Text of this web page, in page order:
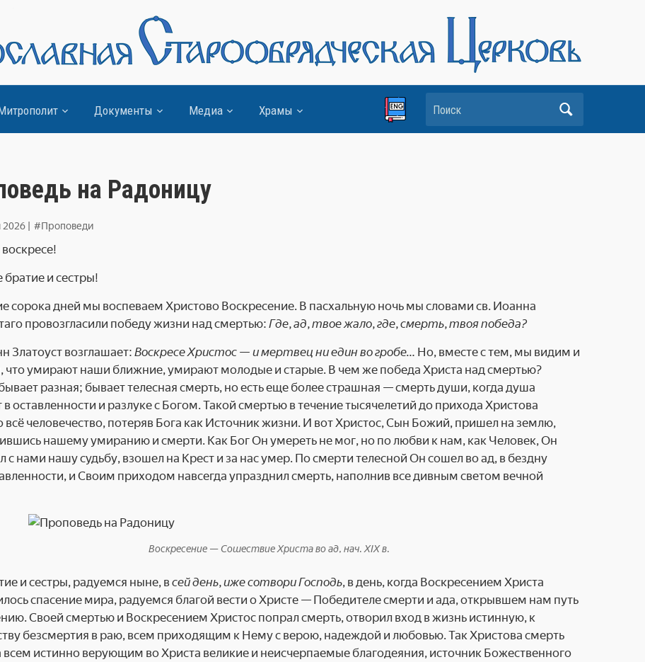
Документы Медиа Храмы Поиск
на Радоницу
2026 #Проповеди
и сестры!
сорока дней мы воспеваем Христово Воскресение. В пасхальную ночь мы словами св. Иоанна
провозгласили победу жизни над смертью:Где, ад, твое жало, где, смерть, твоя победа?
Златоуст возглашает: Воскресе Христос — и мертвец ни един во гробе… Но, вместе с тем, мы видим и
умирают наши ближние, умирают молодые и старые. В чем же победа Христа над смертью?
разная; бывает телесная смерть, но есть еще более страшная — смерть души, когда душа
оставленности и разлуке с Богом. Такой смертью в течение тысячелетий до прихода Христова
всё человечество, потеряв Бога как Источник жизни. И вот Христос, Сын Божий, пришел на землю,
нашему умиранию и смерти. Как Бог Он умереть не мог, но по любви к нам, как Человек, Он
с нами нашу судьбу, взошел на Крест и за нас умер. По смерти телесной Он сошел во ад, в бездну
и Своим приходом навсегда упразднил смерть, наполнив все дивным светом вечной
Воскресение — Сошествие Христа во ад, нач. XIX в.
и сестры, радуемся ныне, всей день, иже сотвори Господь, в день, когда Воскресением Христа
спасение мира, радуемся благой вести о Христе — Победителе смерти и ада, открывшем нам путь
Своей смертью и Воскресением Христос попрал смерть, отворил вход в жизнь истинную, к
безсмертия в раю, всем приходящим к Нему с верою, надеждой и любовью. Так Христова смерть
всем истинно верующим во Христа великие и неисчерпаемые благодеяния, источник Божественного